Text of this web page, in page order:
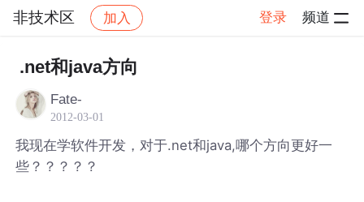
非技术区 加入 登录 频道
非技术区
.net和java方向
Fate-
2012-03-01
我现在学软件开发，对于.net和java,哪个方向更好一
些？？？？？